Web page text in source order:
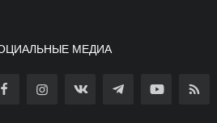
МЕДИА